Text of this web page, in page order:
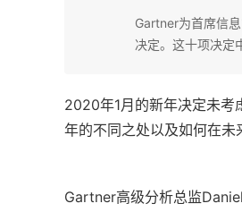
Gartner为首席信
决定。这十项决定
2020年1月的新年决定未考
年的不同之处以及如何在未
Gartner高级分析总监